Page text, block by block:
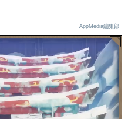
AppMedia編集部